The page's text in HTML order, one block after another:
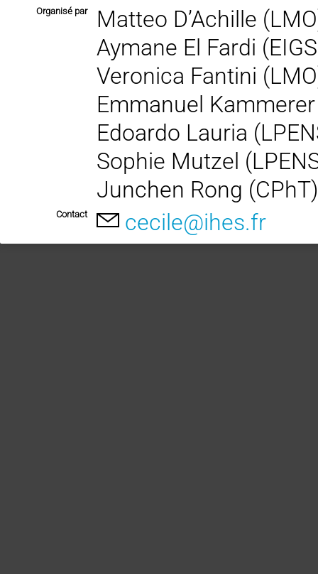
Organisé par
Matteo D’Achille
Aymane El Fardi
Veronica Fantini
Emmanuel
Edoardo Lauria
Sophie Mutzel
Junchen Rong (CPhT)
Contact cecile@ihes.fr